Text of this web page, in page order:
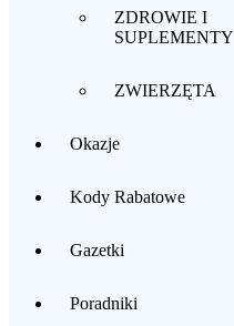
ZDROWIE I
SUPLEMENTY
ZWIERZĘTA
Okazje
Kody Rabatowe
Gazetki
Poradniki